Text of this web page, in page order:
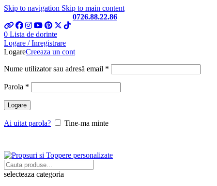
Skip to navigation Skip to main content
0726.88.22.86
0 Lista de dorinte
Logare / Inregistrare
LogareCreeaza un cont
Nume utilizator sau adresă email *
Parola *
Logare
Ai uitat parola? Tine-ma minte
selecteaza categoria